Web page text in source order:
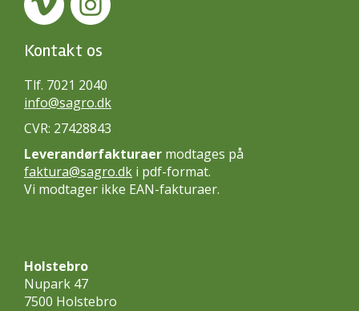
Kontakt os
Tlf. 7021 2040
info@sagro.dk
CVR: 27428843
Leverandørfakturaer modtages på
faktura@sagro.dk i pdf-format.
Vi modtager ikke EAN-fakturaer.
Holstebro
Nupark 47
7500 Holstebro